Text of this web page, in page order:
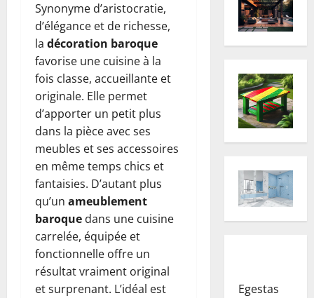
Synonyme d’aristocratie,
d’élégance et de richesse,
la décoration baroque
favorise une cuisine à la
fois classe, accueillante et
originale. Elle permet
d’apporter un petit plus
dans la pièce avec ses
meubles et ses accessoires
en même temps chics et
fantaisies. D’autant plus
qu’un ameublement
baroque dans une cuisine
carrelée, équipée et
fonctionnelle offre un
résultat vraiment original
et surprenant. L’idéal est
Egestas